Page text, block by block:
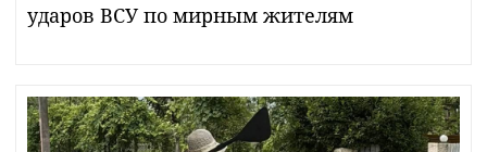
ударов ВСУ по мирным жителям